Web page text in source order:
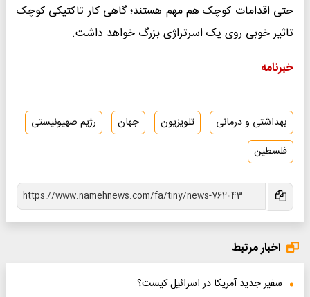
حتی اقدامات کوچک هم مهم هستند؛ گاهی کار تاکتیکی کوچک
تاثیر خوبی روی یک اسرتراژی بزرگ خواهد داشت.
خبرنامه
بهداشتی و درمانی تلویزیون جهان
رژیم صهیونیستی
فلسطین
اخبار مرتبط
سفیر جدید آمریکا در اسرائیل کیست؟